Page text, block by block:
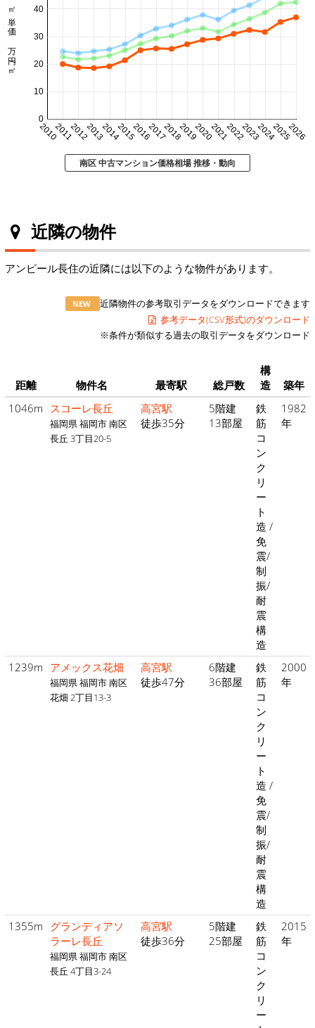
20102011201220132014201520162017201820192020202120222023202420252026
0
10
20
30
40
㎡単価 万円/㎡
南区 中古マンション価格相場 推移・動向
近隣の物件
アンピール長住の近隣には以下のような物件があります。
NEW
近隣物件の参考取引データをダウンロードできます
参考データ(CSV形式)のダウンロード
※条件が類似する過去の取引データをダウンロード
距離 物件名 最寄駅 総戸数
構
造
築年
1046m スコーレ長丘
福岡県 福岡市 南区
長丘 3丁目20-5
高宮駅
徒歩35分
5階建
13部屋
鉄
筋
コ
ン
ク
リ
ー
ト
造 /
免
震/
制
振/
耐
震
構
造
1982
年
1239m アメックス花畑
福岡県 福岡市 南区
花畑 2丁目13-3
高宮駅
徒歩47分
6階建
36部屋
鉄
筋
コ
ン
ク
リ
ー
ト
造 /
免
震/
制
振/
耐
震
構
造
2000
年
1355m グランディアソ
ラーレ長丘
福岡県 福岡市 南区
長丘 4丁目3-24
高宮駅
徒歩36分
5階建
25部屋
鉄
筋
コ
ン
ク
リ
ー
2015
年